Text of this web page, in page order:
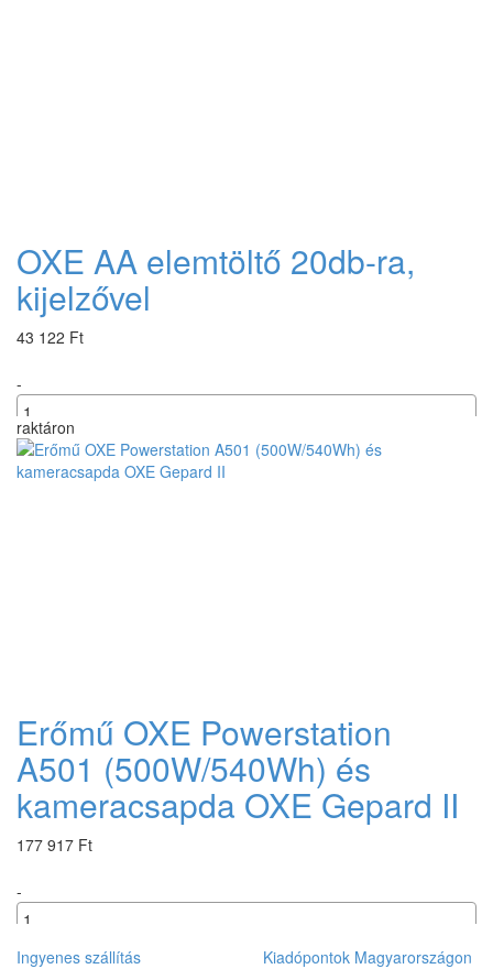
OXE AA elemtöltő 20db-ra,
kijelzővel
43 122 Ft
-
+
raktáron
Erőmű OXE Powerstation
A501 (500W/540Wh) és
kameracsapda OXE Gepard II
177 917 Ft
-
+
Ingyenes szállítás
Kiadópontok Magyarországon